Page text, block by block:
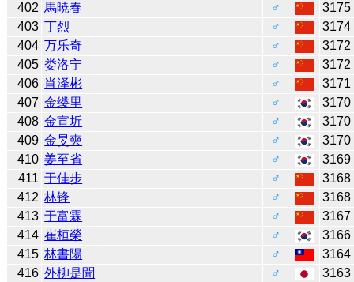
402 馬暁春 ♂
3175
403 丁烈 ♂
3174
404 万乐奇 ♂
3172
405 娄洛宁 ♂
3172
406 肖泽彬 ♂
3171
407 金缕里 ♂
3170
408 金宣圻 ♂
3170
409 金旻奭 ♂
3170
410 姜至省 ♂
3169
411 于佳步 ♂
3168
412 林锋 ♂
3168
413 于富霖 ♂
3167
414 崔桓榮 ♂
3166
415 林書陽 ♂
3164
416 外柳是聞 ♂ 3163